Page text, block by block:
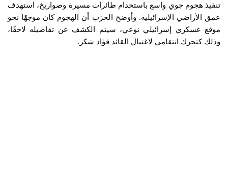
تنفيذ هجوم جوي واسع باستخدام طائرات مسيرة وصواريخ، استهدف
عمق الأراضي الإسرائيلية. وأوضح الحزب أن الهجوم كان موجهًا نحو
موقع عسكري إسرائيلي نوعي، سيتم الكشف عن تفاصيله لاحقًا،
وذلك كتحرك انتقامي لاغتيال القائد فؤاد شكر.